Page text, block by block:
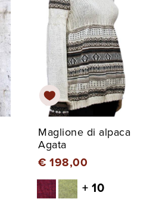
Maglione di alpaca
Agata
€ 198,00
+ 10